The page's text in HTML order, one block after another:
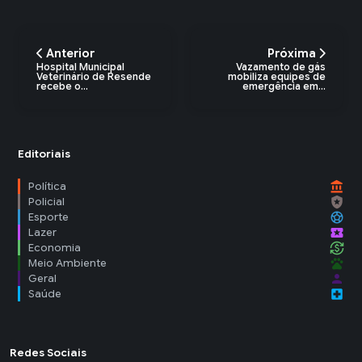
Anterior
Hospital Municipal
Veterinário de Resende
recebe o...
Próxima
Vazamento de gás
mobiliza equipes de
emergência em...
Editoriais
Política account_balance
Policial local_police
Esporte sports_soccer
Lazer local_activity
Economia currency_exchange
Meio Ambiente pets
Geral person
Saúde local_hospital
Redes Sociais